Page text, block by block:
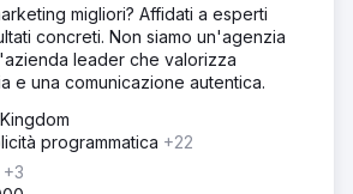
migliori? Affidati a esperti
concreti. Non siamo un'agenzia
leader che valorizza
e una comunicazione autentica.
programmatica +22
+3